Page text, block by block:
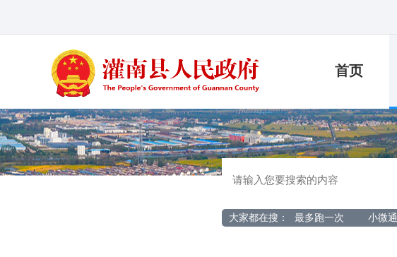
首页
大家都在搜： 最多跑一次 小微通